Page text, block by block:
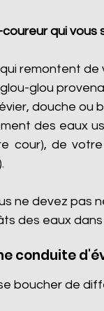
qui
remontent de
glou
douche ou
des eaux
cour), de
ne devez pas
des eaux dans
conduite
boucher de